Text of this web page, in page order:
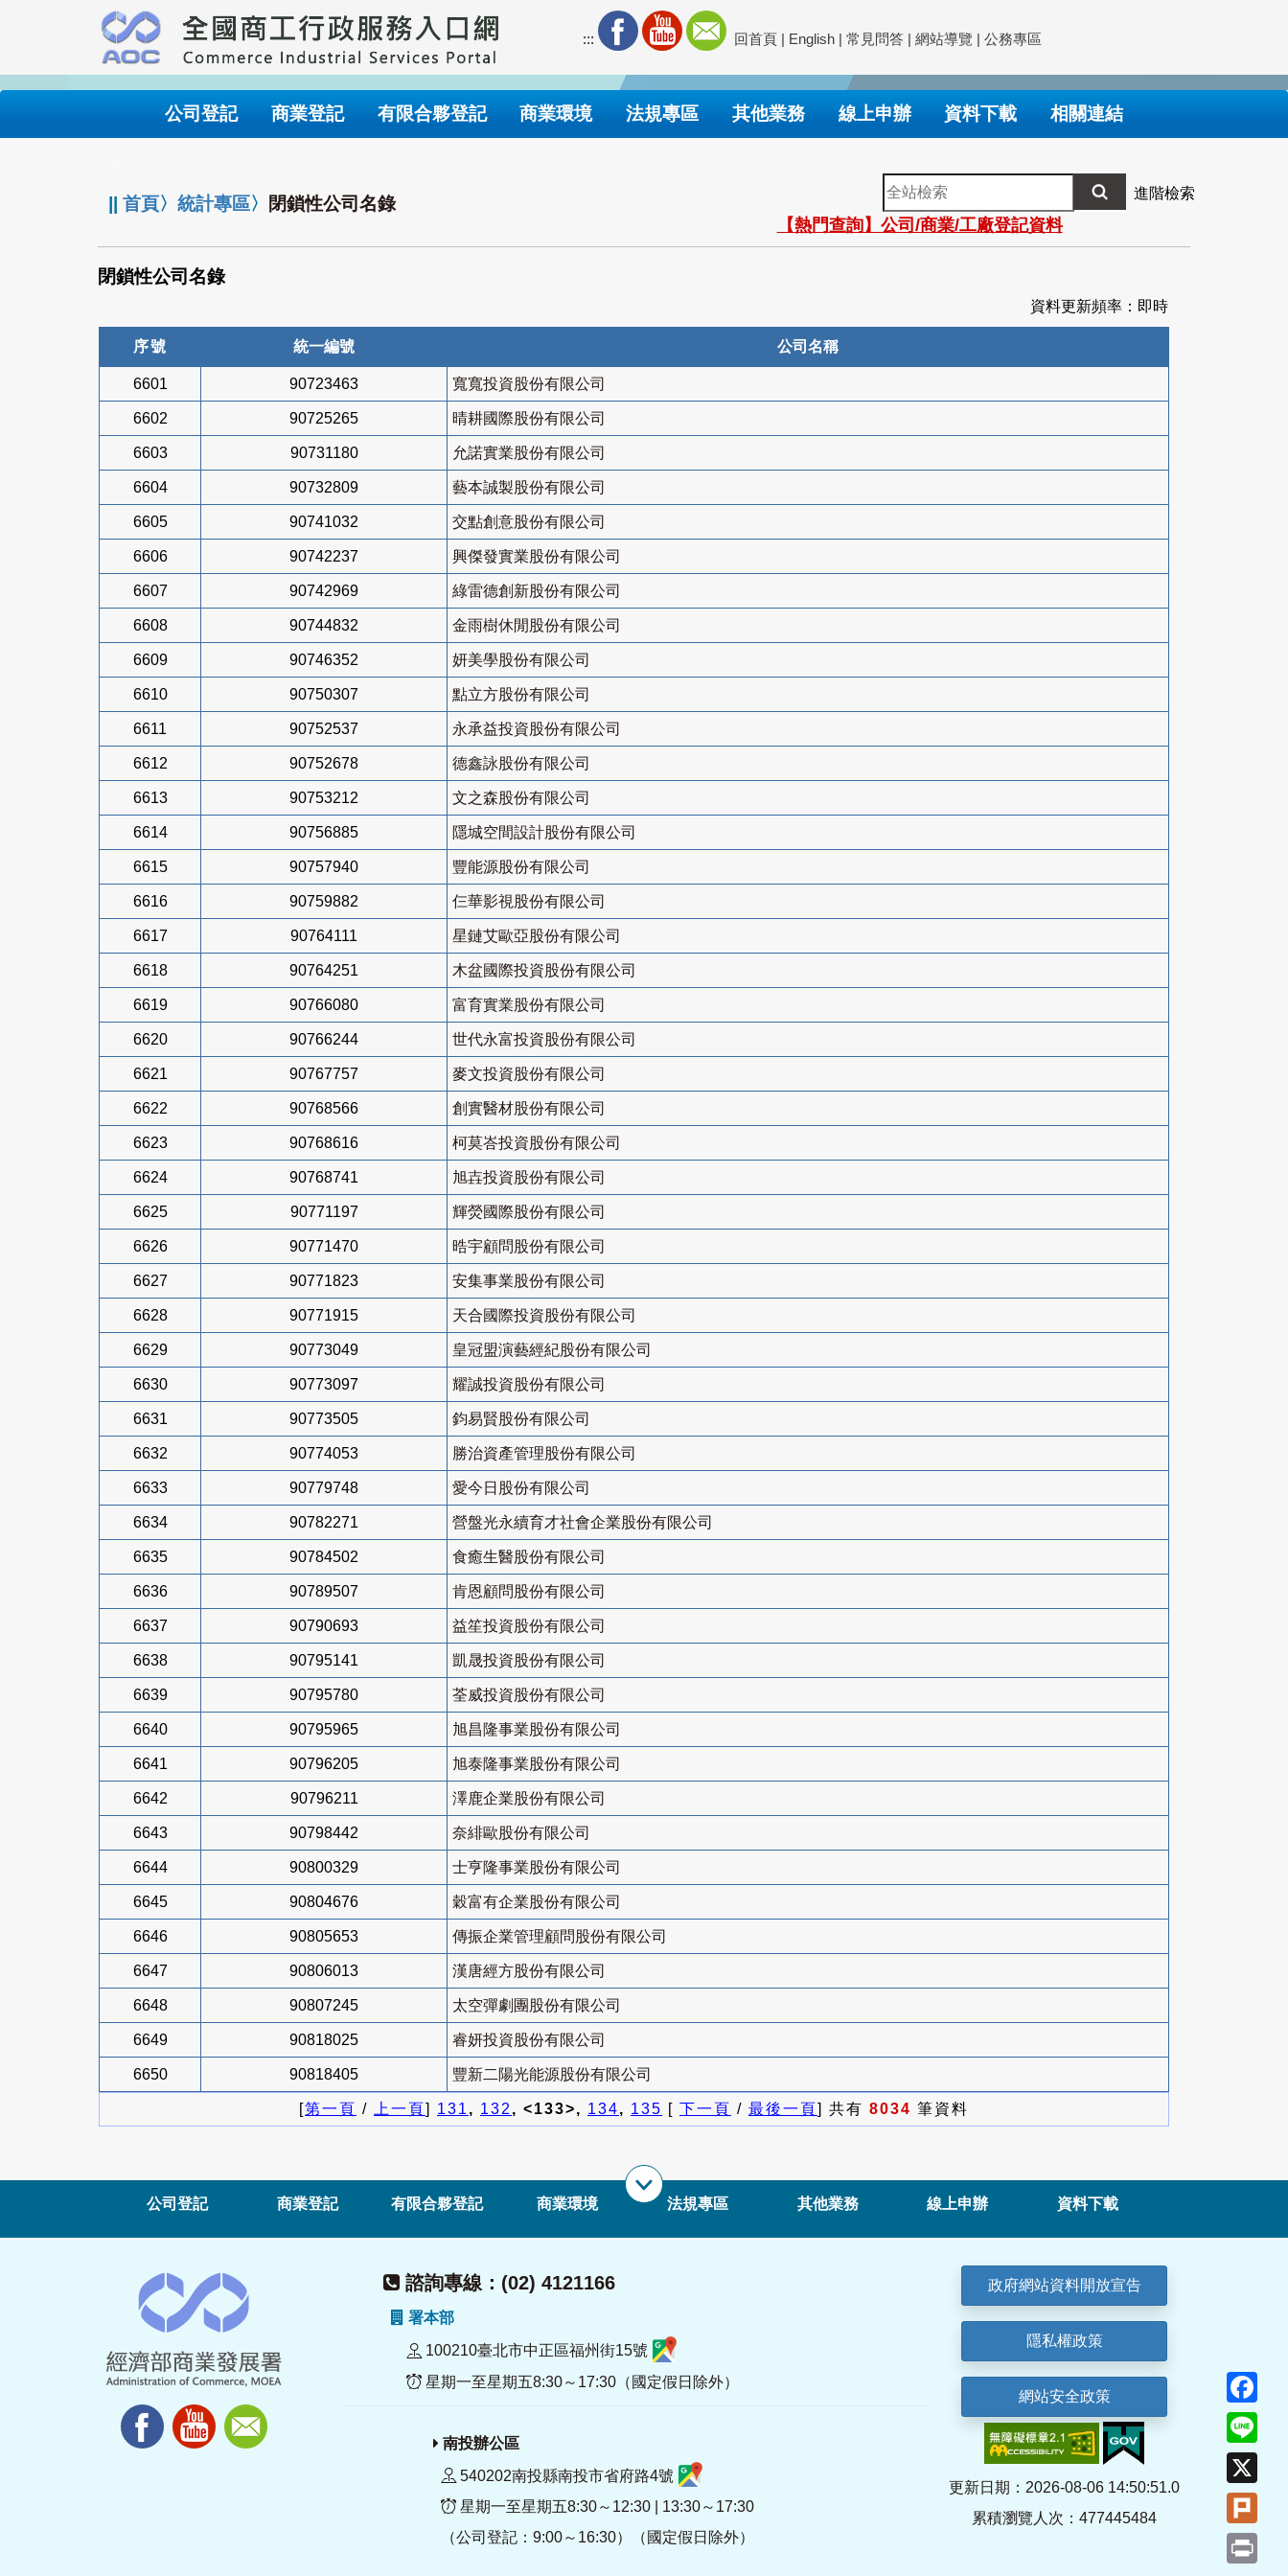
要
內
::: 回首頁 | English | 常見問答 | 網站導覽 | 公務專區
公司登記 商業登記 有限合夥登記 商業環境 法規專區 其他業務 線上申辦 資料下載 相關連結
||首頁〉統計專區〉 閉鎖性公司名錄
全
站
檢
索
進階檢索
【熱門查詢】公司/商業/工廠登記資料
閉鎖性公司名錄
資料更新頻率：即時
序號 統一編號 公司名稱
6601 90723463 寬寬投資股份有限公司
6602 90725265 晴耕國際股份有限公司
6603 90731180 允諾實業股份有限公司
6604 90732809 藝本誠製股份有限公司
6605 90741032 交點創意股份有限公司
6606 90742237 興傑發實業股份有限公司
6607 90742969 綠雷德創新股份有限公司
6608 90744832 金雨樹休閒股份有限公司
6609 90746352 妍美學股份有限公司
6610 90750307 點立方股份有限公司
6611 90752537 永承益投資股份有限公司
6612 90752678 德鑫詠股份有限公司
6613 90753212 文之森股份有限公司
6614 90756885 隱城空間設計股份有限公司
6615 90757940 豐能源股份有限公司
6616 90759882 仨華影視股份有限公司
6617 90764111 星鏈艾歐亞股份有限公司
6618 90764251 木盆國際投資股份有限公司
6619 90766080 富育實業股份有限公司
6620 90766244 世代永富投資股份有限公司
6621 90767757 麥文投資股份有限公司
6622 90768566 創實醫材股份有限公司
6623 90768616 柯莫峇投資股份有限公司
6624 90768741 旭壵投資股份有限公司
6625 90771197 輝熒國際股份有限公司
6626 90771470 晧宇顧問股份有限公司
6627 90771823 安集事業股份有限公司
6628 90771915 天合國際投資股份有限公司
6629 90773049 皇冠盟演藝經紀股份有限公司
6630 90773097 耀誠投資股份有限公司
6631 90773505 鈞易賢股份有限公司
6632 90774053 勝治資產管理股份有限公司
6633 90779748 愛今日股份有限公司
6634 90782271 營盤光永續育才社會企業股份有限公司
6635 90784502 食癒生醫股份有限公司
6636 90789507 肯恩顧問股份有限公司
6637 90790693 益笙投資股份有限公司
6638 90795141 凱晟投資股份有限公司
6639 90795780 荃威投資股份有限公司
6640 90795965 旭昌隆事業股份有限公司
6641 90796205 旭泰隆事業股份有限公司
6642 90796211 澤鹿企業股份有限公司
6643 90798442 奈緋歐股份有限公司
6644 90800329 士亨隆事業股份有限公司
6645 90804676 穀富有企業股份有限公司
6646 90805653 傳振企業管理顧問股份有限公司
6647 90806013 漢唐經方股份有限公司
6648 90807245 太空彈劇團股份有限公司
6649 90818025 睿妍投資股份有限公司
6650 90818405 豐新二陽光能源股份有限公司
[第一頁 / 上一頁] 131, 132, <133>, 134, 135 [ 下一頁 / 最後一頁] 共有 8034 筆資料
公司登記 商業登記 有限合夥登記 商業環境 法規專區 其他業務 線上申辦 資料下載
諮詢專線：(02) 4121166
署本部
100210臺北市中正區福州街15號
星期一至星期五8:30～17:30（國定假日除外）
南投辦公區
540202南投縣南投市省府路4號
星期一至星期五8:30～12:30 | 13:30～17:30
（公司登記：9:00～16:30）（國定假日除外）
政府網站資料開放宣告
隱私權政策
網站安全政策
更新日期：2026-08-06 14:50:51.0
累積瀏覽人次：477445484